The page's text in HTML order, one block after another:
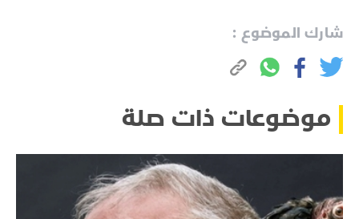
شارك الموضوع :
موضوعات ذات صلة